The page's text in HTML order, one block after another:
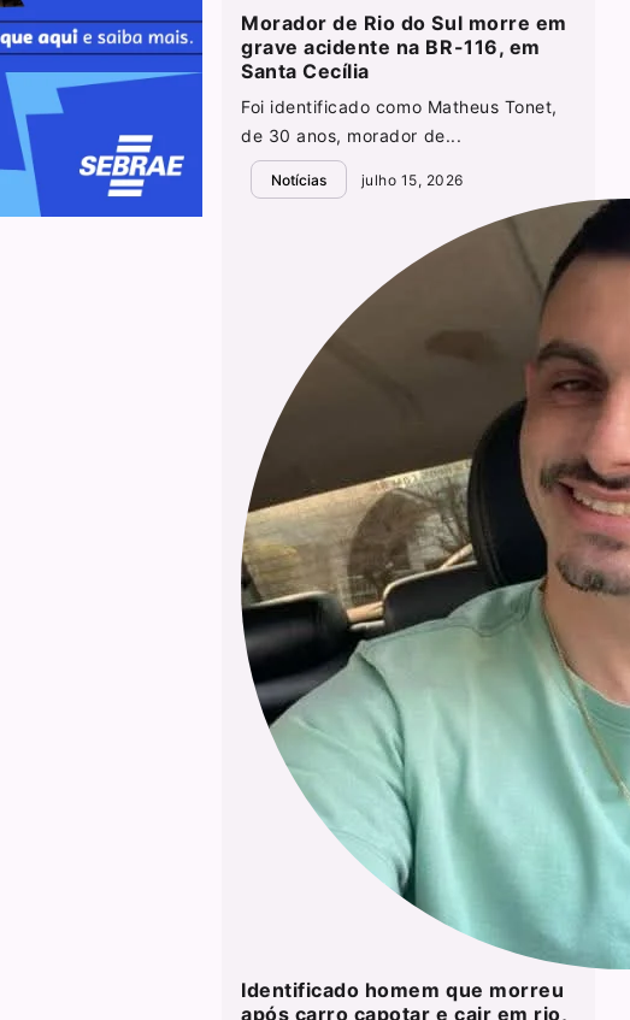
Morador de Rio do Sul morre em
grave acidente na BR-116, em
Santa Cecília
Foi identificado como Matheus Tonet,
de 30 anos, morador de...
Notícias julho 15, 2026
Identificado homem que morreu
após carro capotar e cair em rio,